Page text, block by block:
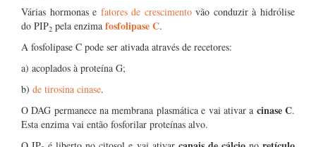
Várias hormonas e fatores de crescimentovão conduzir à hidrólise
do PIP2 pela enzima fosfolipase C.
A fosfolipase C pode ser ativada através de recetores:
a) acoplados à proteína G;
b) de tirosina cinase.
O DAG permanece na membrana plasmática e vai ativar a cinase C.
Esta enzima vai então fosforilar proteínas alvo.